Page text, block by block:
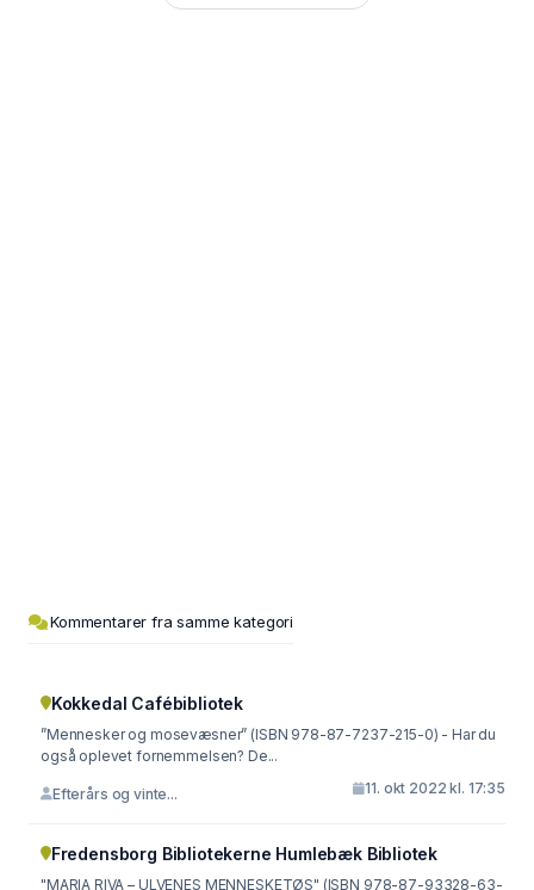
Kommentarer fra samme kategori
Kokkedal Cafébibliotek
”Mennesker og mosevæsner” (ISBN 978-87-7237-215-0) - Har du
også oplevet fornemmelsen? De...
Efterårs og vinte... 11. okt 2022 kl. 17:35
Fredensborg Bibliotekerne Humlebæk Bibliotek
"MARIA RIVA – ULVENES MENNESKETØS" (ISBN 978-87-93328-63-